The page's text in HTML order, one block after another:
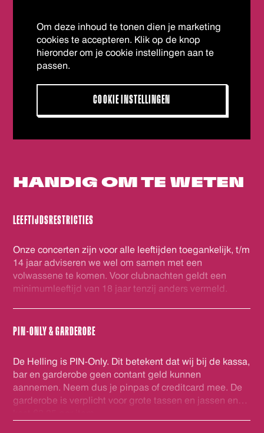
Om deze inhoud te tonen dien je marketing
cookies te accepteren. Klik op de knop
hieronder om je cookie instellingen aan te
passen.
COOKIE INSTELLINGEN
HANDIG OMTE WETEN
LEEFTIJDSRESTRICTIES
Onze concerten zijn voor alle leeftijden toegankelijk, t/m
14 jaar adviseren we wel om samen met een
volwassene te komen. Voor clubnachten geldt een
minimumleeftijd van 18 jaar tenzij anders vermeld.
PIN-ONLY & GARDEROBE
De Helling is PIN-Only. Dit betekent dat wij bij de kassa,
bar en garderobe geen contant geld kunnen
aannemen. Neem dus je pinpas of creditcard mee. De
garderobe is verplicht voor grote tassen en jassen en